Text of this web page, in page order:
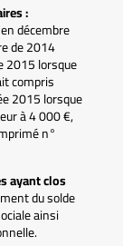
:
décembre
de 2014
2015 lorsque
compris
2015 lorsque
à 4 000 €,
n°
ayant clos
du solde
ainsi